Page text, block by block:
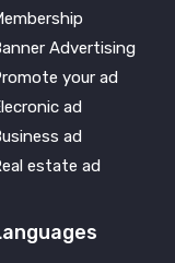
Advertising
your ad
ad
ad
estate ad